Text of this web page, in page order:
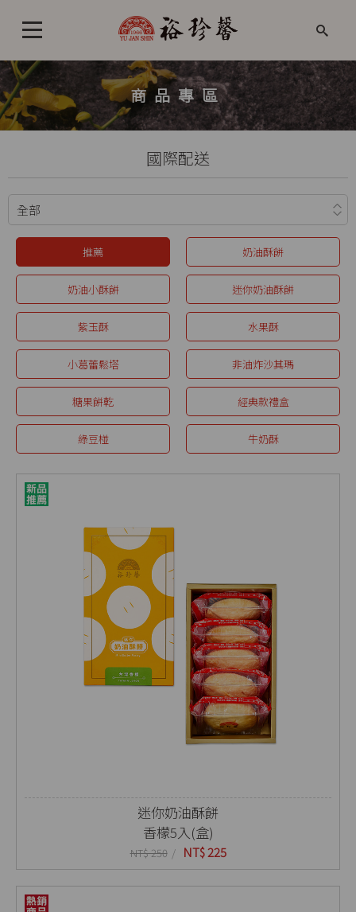
商品專區
國際配送
推薦 奶油酥餅
奶油小酥餅 迷你奶油酥餅
紫玉酥 水果酥
小葛蕾鬆塔 非油炸沙其瑪
糖果餅乾 經典款禮盒
綠豆椪 牛奶酥
迷你奶油酥餅
香檬5入(盒)
NT$ 250 NT$ 225